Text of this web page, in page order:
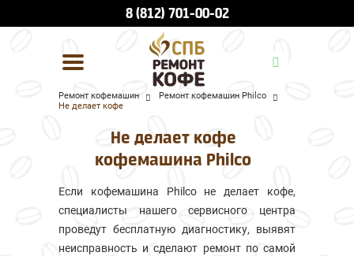
УСЛУГИ И ЦЕНЫ
О КОМПАНИИ
8 (812) 701-00-02
Ремонт кофемашин
Ремонт кофемашин Philco
Не делает кофе
Не делает кофе
кофемашина Philco
Если кофемашина Philco не делает кофе,
специалисты нашего сервисного центра
проведут бесплатную диагностику, выявят
неисправность и сделают ремонт по самой